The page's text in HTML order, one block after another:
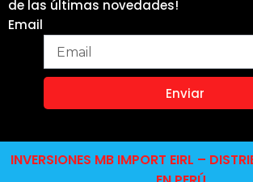
de las últimas novedades!
Email
Enviar
INVERSIONES MB IMPORT EIRL –